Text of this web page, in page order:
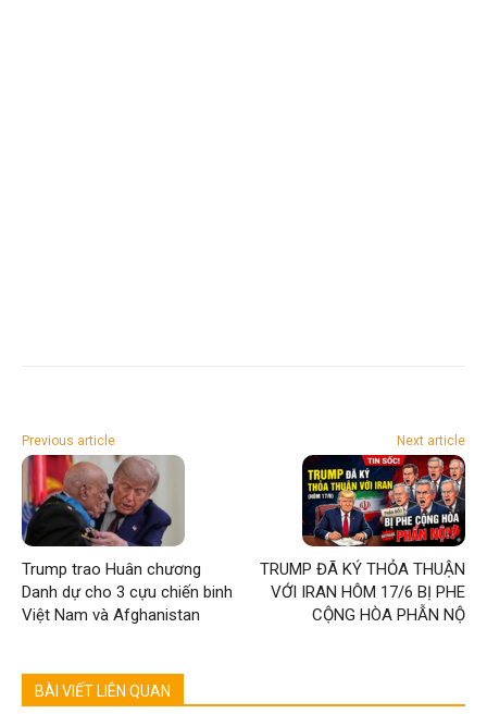
Previous article
Trump trao Huân chương
Danh dự cho 3 cựu chiến binh
Việt Nam và Afghanistan
Next article
TRUMP ĐÃ KÝ THỎA THUẬN
VỚI IRAN HÔM 17/6 BỊ PHE
CỘNG HÒA PHẪN NỘ
BÀI VIẾT LIÊN QUAN